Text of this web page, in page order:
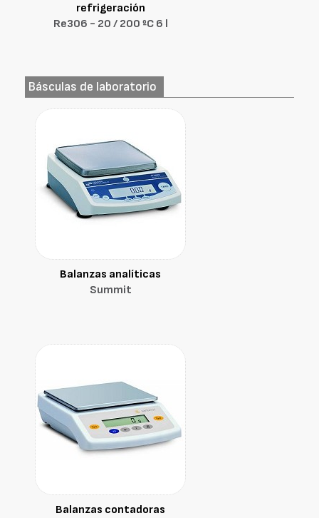
refrigeración
Re306 - 20 / 200 ºC 6 l
Básculas de laboratorio
Balanzas analíticas
Summit
Balanzas contadoras